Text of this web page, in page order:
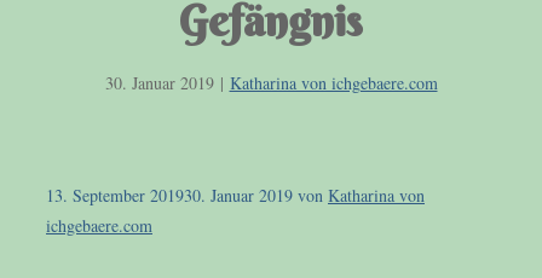
Gefängnis
30. Januar 2019 | Katharina von ichgebaere.com
13. September 201930. Januar 2019 von Katharina von
ichgebaere.com